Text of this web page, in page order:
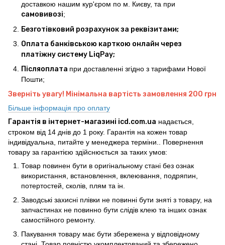
доставкою нашим кур'єром по м. Києву, та при
самовивозі;
Безготівковий розрахунок за реквізитами;
Оплата банківською карткою онлайн через
платіжну систему LiqPay;
Післяоплата при доставленні згідно з тарифами Нової
Пошти;
Зверніть увагу! Мінімальна вартість замовлення 200 грн
Більше інформація про оплату
Гарантія в інтернет-магазині icd.com.ua надається,
строком від 14 днів до 1 року. Гарантія на кожен товар
індивідуальна, питайте у менеджера терміни.. Повернення
товару за гарантією здійснюється за таких умов:
Товар повинен бути в оригінальному стані без ознак
використання, встановлення, вклеювання, подряпин,
потертостей, сколів, плям та ін.
Заводські захисні плівки не повинні бути зняті з товару, на
запчастинах не повинно бути слідів клею та інших ознак
самостійного ремонту.
Пакування товару має бути збережена у відповідному